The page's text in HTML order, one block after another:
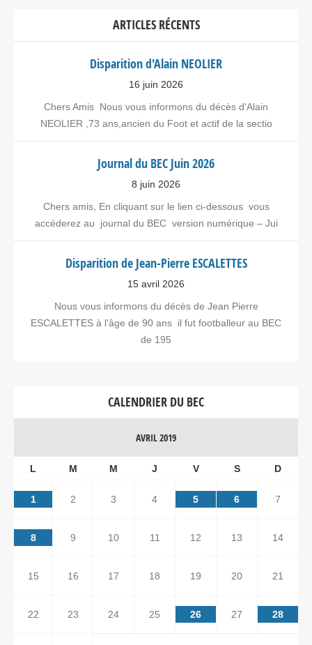
ARTICLES RÉCENTS
Disparition d'Alain NEOLIER
16 juin 2026
Chers Amis Nous vous informons du décès d'Alain
NEOLIER ,73 ans,ancien du Foot et actif de la sectio
Journal du BEC Juin 2026
8 juin 2026
Chers amis, En cliquant sur le lien ci-dessous vous
accéderez au journal du BEC version numérique – Jui
Disparition de Jean-Pierre ESCALETTES
15 avril 2026
Nous vous informons du décès de Jean Pierre
ESCALETTES à l'âge de 90 ans il fut footballeur au BEC
de 195
CALENDRIER DU BEC
AVRIL 2019
L M M J V S D
1 2 3 4 5 6 7
8 9 10 11 12 13 14
15 16 17 18 19 20 21
22 23 24 25 26 27 28